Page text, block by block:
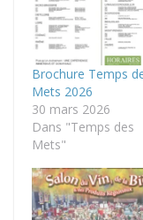
Brochure Temps
Mets 2026
30 mars 2026
Dans "Temps des
Mets"